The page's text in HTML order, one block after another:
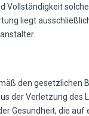
Vollständigkeit
liegt
den gesetzlichen
der Verletzung des
Gesundheit, die auf